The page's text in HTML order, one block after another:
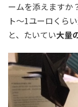
ームを添えますか
ト〜1ユーロくら
と、たいてい大量